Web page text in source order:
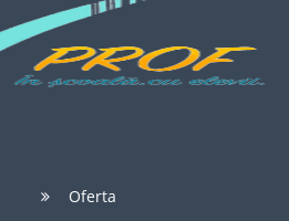
Oferta